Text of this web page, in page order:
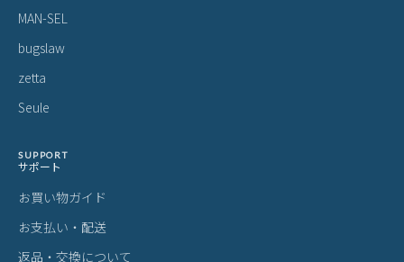
MAN-SEL
bugslaw
zetta
Seule
SUPPORT
サポート
お買い物ガイド
お支払い・配送
返品・交換について